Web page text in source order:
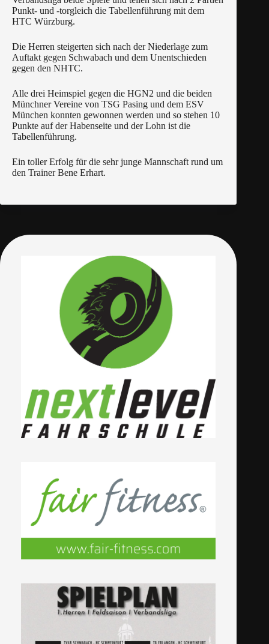
Punkt- und -torgleich die Tabellenführung mit dem
HTC Würzburg.
Die Herren steigerten sich nach der Niederlage zum
Auftakt gegen Schwabach und dem Unentschieden
gegen den NHTC.
Alle drei Heimspiel gegen die HGN2 und die beiden
Münchner Vereine von TSG Pasing und dem ESV
München konnten gewonnen werden und so stehen 10
Punkte auf der Habenseite und der Lohn ist die
Tabellenführung.
Ein toller Erfolg für die sehr junge Mannschaft rund um
den Trainer Bene Erhart.